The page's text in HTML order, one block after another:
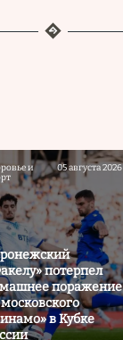
и
05 августа 2026
потерпел
поражение
в Кубке